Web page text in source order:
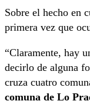
Sobre el hecho en
primera vez que
“Claramente, hay
decirlo de alguna
cruza cuatro
comuna de Lo